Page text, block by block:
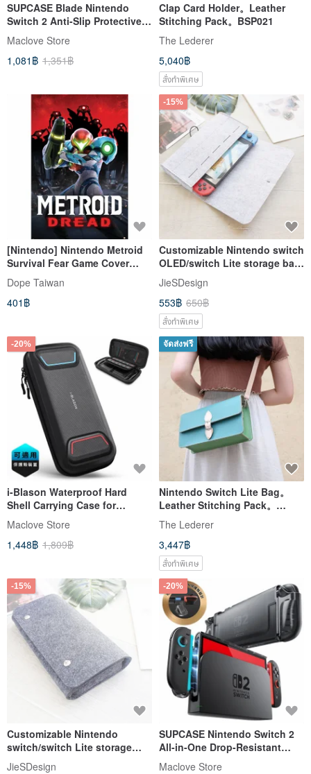
SUPCASE Blade Nintendo
Switch 2 Anti-Slip Protective
Case
Maclove Store
1,081฿ 1,351฿
Clap Card Holder。Leather
Stitching Pack。BSP021
The Lederer
5,040฿
สั่งทำพิเศษ
[Nintendo] Nintendo Metroid
Survival Fear Game Cover
Poster / Metroid
Dope Taiwan
401฿
-15%
Customizable Nintendo switch
OLED/switch Lite storage bag
protection bag
JieSDesign
553฿ 650฿
สั่งทำพิเศษ
-20%
i-Blason Waterproof Hard
Shell Carrying Case for
Nintendo Switch 2/Switch
1/OLED
Maclove Store
1,448฿ 1,809฿
จัดส่งฟรี
Nintendo Switch Lite Bag。
Leather Stitching Pack。
BSP156
The Lederer
3,447฿
สั่งทำพิเศษ
-15%
Customizable Nintendo
switch/switch Lite storage
bag protection bag 199
JieSDesign
-20%
SUPCASE Nintendo Switch 2
All-in-One Drop-Resistant
Protective Case
Maclove Store